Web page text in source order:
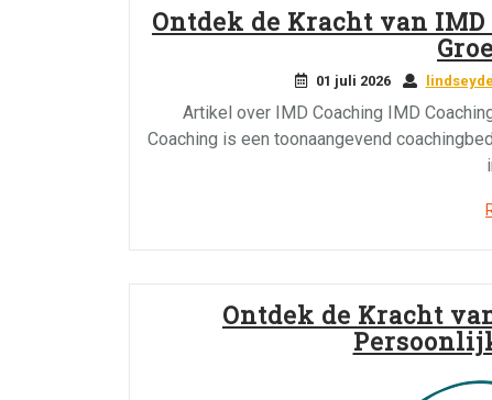
Ontdek de Kracht van
01 juli 2026
Artikel over IMD Coaching IMD
Coaching is een toonaangevend
Ontdek de Kracht